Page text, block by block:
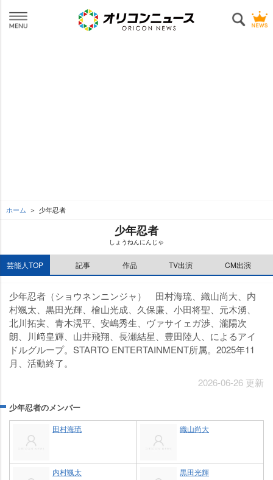
ホーム 少年忍者
少年忍者
しょうねんにんじゃ
芸能人TOP 記事 作品 TV出演 CM出演
少年忍者（ショウネンニンジャ） 田村海琉、織山尚大、内
村颯太、黒田光輝、檜山光成、久保廉、小田将聖、元木湧、
北川拓実、青木滉平、安嶋秀生、ヴァサイェガ渉、瀧陽次
朗、川﨑皇輝、山井飛翔、長瀬結星、豊田陸人、によるアイ
ドルグループ。STARTO ENTERTAINMENT所属。2025年11
月、活動終了。
2026-06-26 更新
少年忍者のメンバー
田村海琉 織山尚大
内村颯太 黒田光輝